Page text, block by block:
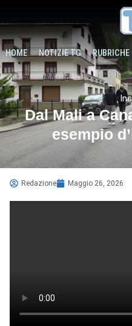
HOME NOTIZIE TG RUBRICHE
Dal Mali a
esempio
Redazione Maggio 26, 2026